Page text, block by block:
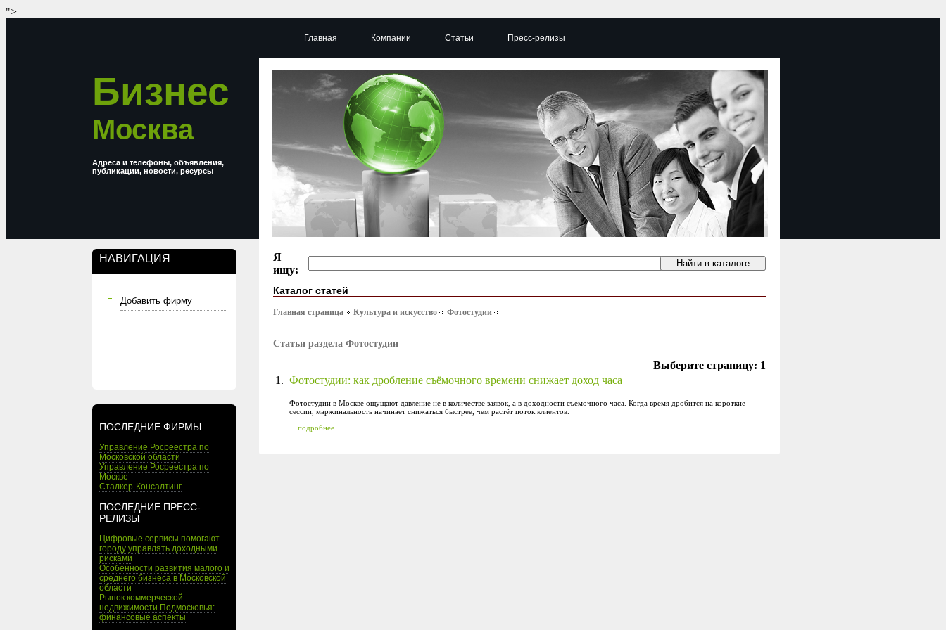
">
Бизнес
Москва
Адреса и телефоны, объявления,
публикации, новости, ресурсы
НАВИГАЦИЯ
Добавить фирму
ПОСЛЕДНИЕ ФИРМЫ
Управление Росреестра по
Московской области
Управление Росреестра по
Москве
Сталкер-Консалтинг
ПОСЛЕДНИЕ ПРЕСС-
РЕЛИЗЫ
Цифровые сервисы помогают
городу управлять доходными
рисками
Особенности развития малого и
среднего бизнеса в Московской
области
Рынок коммерческой
недвижимости Подмосковья:
финансовые аспекты
Главная Компании Статьи Пресс-релизы
Я
ищу:
Каталог статей
Главная страница Культура и искусство Фотостудии
Статьи раздела Фотостудии
Выберите страницу: 1
1. Фотостудии: как дробление съёмочного времени снижает доход часа
Фотостудии в Москве ощущают давление не в количестве заявок, а в доходности съёмочного часа. Когда время дробится на короткие
сессии, маржинальность начинает снижаться быстрее, чем растёт поток клиентов.
подробнее